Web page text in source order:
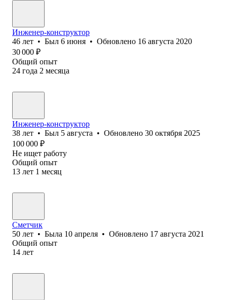
Инженер-конструктор
46 лет • Был 6 июня • Обновлено 16 августа 2020
30 000 ₽
Общий опыт
24 года 2 месяца
Инженер-конструктор
38 лет • Был 5 августа • Обновлено 30 октября 2025
100 000 ₽
Не ищет работу
Общий опыт
13 лет 1 месяц
Сметчик
50 лет • Была 10 апреля • Обновлено 17 августа 2021
Общий опыт
14 лет